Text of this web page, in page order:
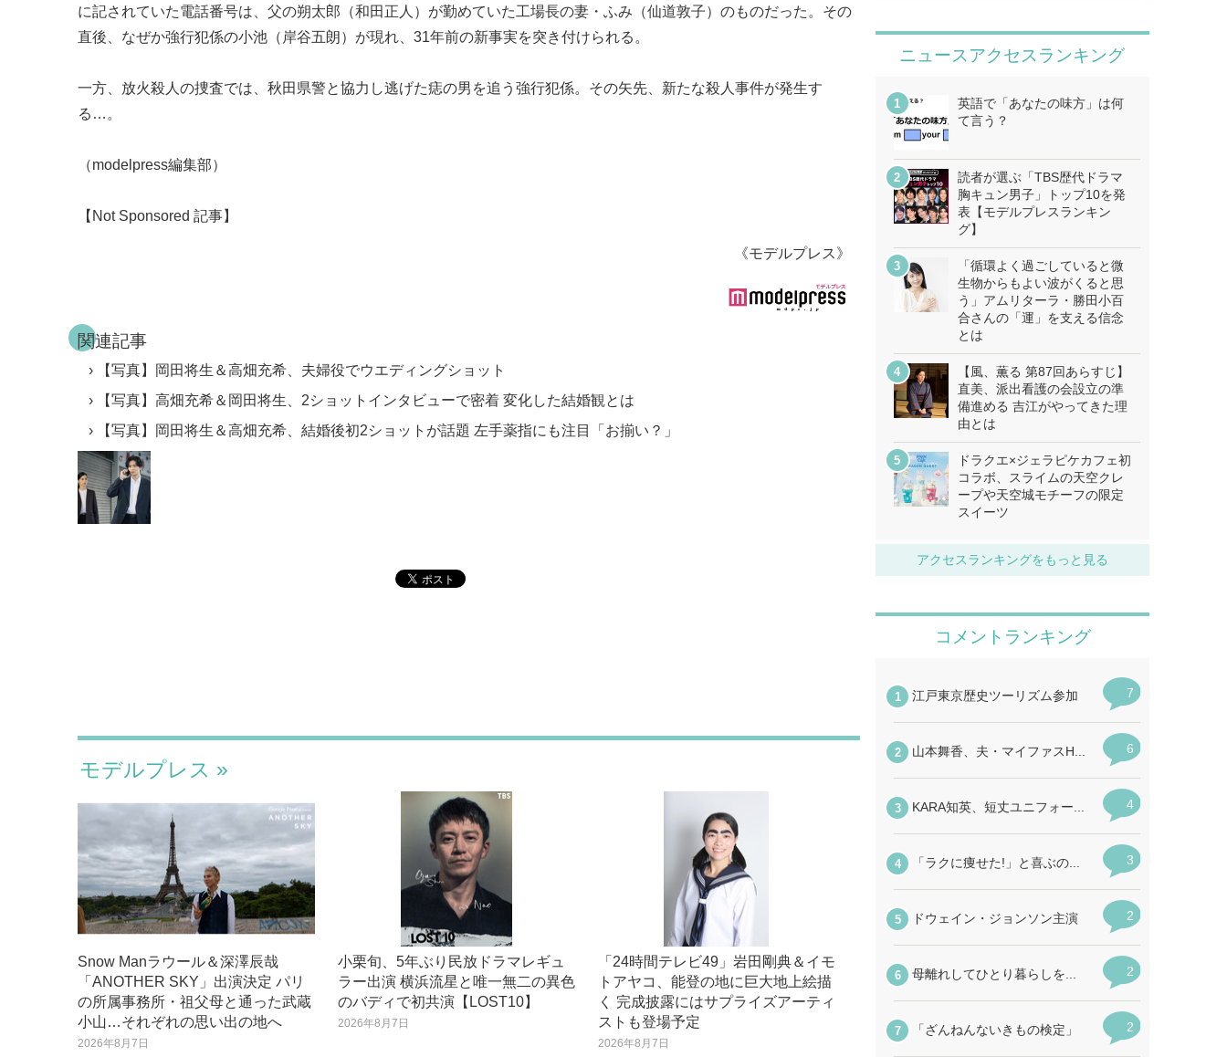
に記されていた電話番号は、父の朔太郎（和田正人）が勤めていた工場長の妻・ふみ（仙道敦子）のものだった。その
直後、なぜか強行犯係の小池（岸谷五朗）が現れ、31年前の新事実を突き付けられる。
一方、放火殺人の捜査では、秋田県警と協力し逃げた痣の男を追う強行犯係。その矢先、新たな殺人事件が発生す
る…。
（modelpress編集部）
【Not Sponsored 記事】
《モデルプレス》
関連記事
【写真】岡田将生＆高畑充希、夫婦役でウエディングショット
【写真】高畑充希＆岡田将生、2ショットインタビューで密着 変化した結婚観とは
【写真】岡田将生＆高畑充希、結婚後初2ショットが話題 左手薬指にも注目「お揃い？」
モデルプレス
Snow Manラウール＆深澤辰哉
「ANOTHER SKY」出演決定 パリ
の所属事務所・祖父母と通った武蔵
小山…それぞれの思い出の地へ
2026年8月7日
小栗旬、5年ぶり民放ドラマレギュ
ラー出演 横浜流星と唯一無二の異色
のバディで初共演【LOST10】
2026年8月7日
「24時間テレビ49」岩田剛典＆イモ
トアヤコ、能登の地に巨大地上絵描
く 完成披露にはサプライズアーティ
ストも登場予定
2026年8月7日
ニュースアクセスランキング
英語で「あなたの味方」は何
て言う？
読者が選ぶ「TBS歴代ドラマ
胸キュン男子」トップ10を発
表【モデルプレスランキン
グ】
「循環よく過ごしていると微
生物からもよい波がくると思
う」アムリターラ・勝田小百
合さんの「運」を支える信念
とは
【風、薫る 第87回あらすじ】
直美、派出看護の会設立の準
備進める 吉江がやってきた理
由とは
ドラクエ×ジェラピケカフェ初
コラボ、スライムの天空クレ
ープや天空城モチーフの限定
スイーツ
アクセスランキングをもっと見る